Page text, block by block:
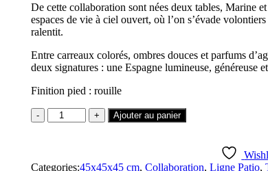
De cette collaboration sont nées deux tables, Marine
espaces de vie à ciel ouvert, où l’on s’évade
ralentit.
Entre carreaux colorés, ombres douces et parfums
deux signatures : une Espagne lumineuse, généreuse
Finition pied : rouille
quantité
de
Turquoise
Ajouter au panier
Categories:45x45x45 cm, Collaboration, Ligne Patio,